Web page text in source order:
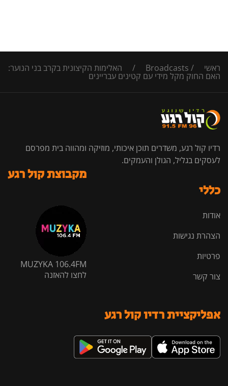
ראשי /
Broadcasts
/ האלימות הקיצונית בקרב בני הנוער:
האם החוק מקל מידי עם קטינים עבריינים
רדיו קול רגע, משדרים תוכן איכותי, מוזיקה ומהווה בית מפרסם
לעסקים בגליל, הגולן והעמקים.
כללי
אודות
הצהרת נגישות
פרטיות
צור קשר
מקבוצת קול רגע
MUZYKA 106.4FM
לחצו להאזנה
אפליקציית רדיו קול רגע